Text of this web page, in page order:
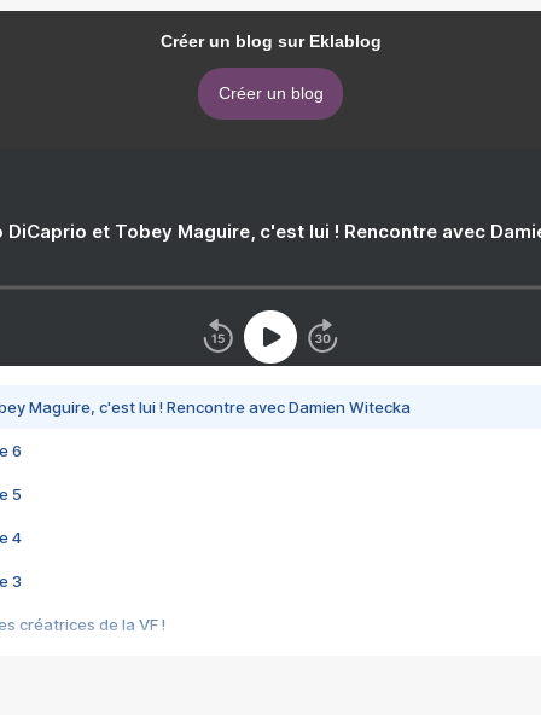
Créer un blog sur Eklablog
Créer un blog
DiCaprio et Tobey Maguire, c'est lui ! Rencontre avec
Maguire, c'est lui ! Rencontre avec Damien Witecka
6
5
4
3
créatrices de la VF !